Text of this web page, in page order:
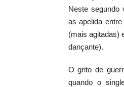
Neste
as apelida
(mais agitadas)
dançante).
O grito de
quando o